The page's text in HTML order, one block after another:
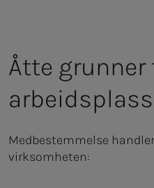
Åtte
Medbestemmelse
virksomheten: